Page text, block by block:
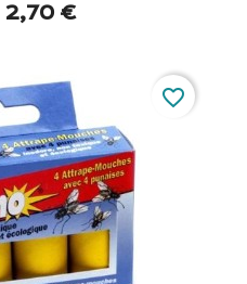
2,70 €
favorite_border